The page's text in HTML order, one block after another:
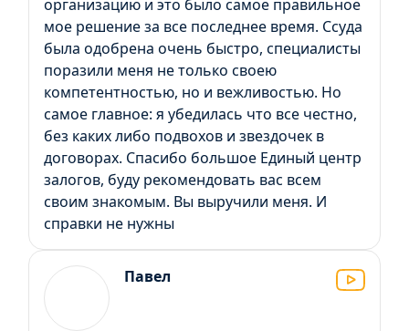
организацию и это было самое правильное
мое решение за все последнее время. Ссуда
была одобрена очень быстро, специалисты
поразили меня не только своею
компетентностью, но и вежливостью. Но
самое главное: я убедилась что все честно,
без каких либо подвохов и звездочек в
договорах. Спасибо большое Единый центр
залогов, буду рекомендовать вас всем
своим знакомым. Вы выручили меня. И
справки не нужны
Павел